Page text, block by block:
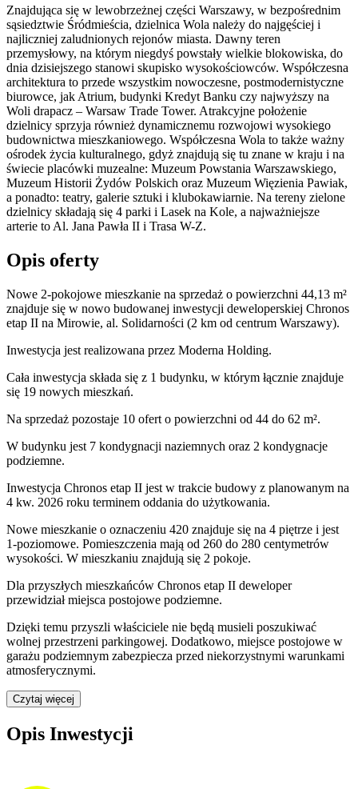
Znajdująca się w lewobrzeżnej części Warszawy, w bezpośrednim
sąsiedztwie Śródmieścia, dzielnica Wola należy do najgęściej i
najliczniej zaludnionych rejonów miasta. Dawny teren
przemysłowy, na którym niegdyś powstały wielkie blokowiska, do
dnia dzisiejszego stanowi skupisko wysokościowców. Współczesna
architektura to przede wszystkim nowoczesne, postmodernistyczne
biurowce, jak Atrium, budynki Kredyt Banku czy najwyższy na
Woli drapacz – Warsaw Trade Tower. Atrakcyjne położenie
dzielnicy sprzyja również dynamicznemu rozwojowi wysokiego
budownictwa mieszkaniowego. Współczesna Wola to także ważny
ośrodek życia kulturalnego, gdyż znajdują się tu znane w kraju i na
świecie placówki muzealne: Muzeum Powstania Warszawskiego,
Muzeum Historii Żydów Polskich oraz Muzeum Więzienia Pawiak,
a ponadto: teatry, galerie sztuki i klubokawiarnie. Na tereny zielone
dzielnicy składają się 4 parki i Lasek na Kole, a najważniejsze
arterie to Al. Jana Pawła II i Trasa W-Z.
Opis oferty
Nowe 2-pokojowe mieszkanie na sprzedaż o powierzchni 44,13 m²
znajduje się w nowo budowanej inwestycji deweloperskiej Chronos
etap II na Mirowie, al. Solidarności (2 km od centrum Warszawy).
Inwestycja jest realizowana przez Moderna Holding.
Cała inwestycja składa się z 1 budynku, w którym łącznie znajduje
się 19 nowych mieszkań.
Na sprzedaż pozostaje 10 ofert o powierzchni od 44 do 62 m².
W budynku jest 7 kondygnacji naziemnych oraz 2 kondygnacje
podziemne.
Inwestycja Chronos etap II jest w trakcie budowy z planowanym na
4 kw. 2026 roku terminem oddania do użytkowania.
Nowe mieszkanie o oznaczeniu 420 znajduje się na 4 piętrze i jest
1-poziomowe. Pomieszczenia mają od 260 do 280 centymetrów
wysokości. W mieszkaniu znajdują się 2 pokoje.
Dla przyszłych mieszkańców Chronos etap II deweloper
przewidziałmiejsca postojowe podziemne.
Dzięki temu przyszli właściciele nie będą musieli poszukiwać
wolnej przestrzeni parkingowej. Dodatkowo, miejsce postojowe w
garażu podziemnym zabezpiecza przed niekorzystnymi warunkami
atmosferycznymi.
Czytaj więcej
Opis Inwestycji